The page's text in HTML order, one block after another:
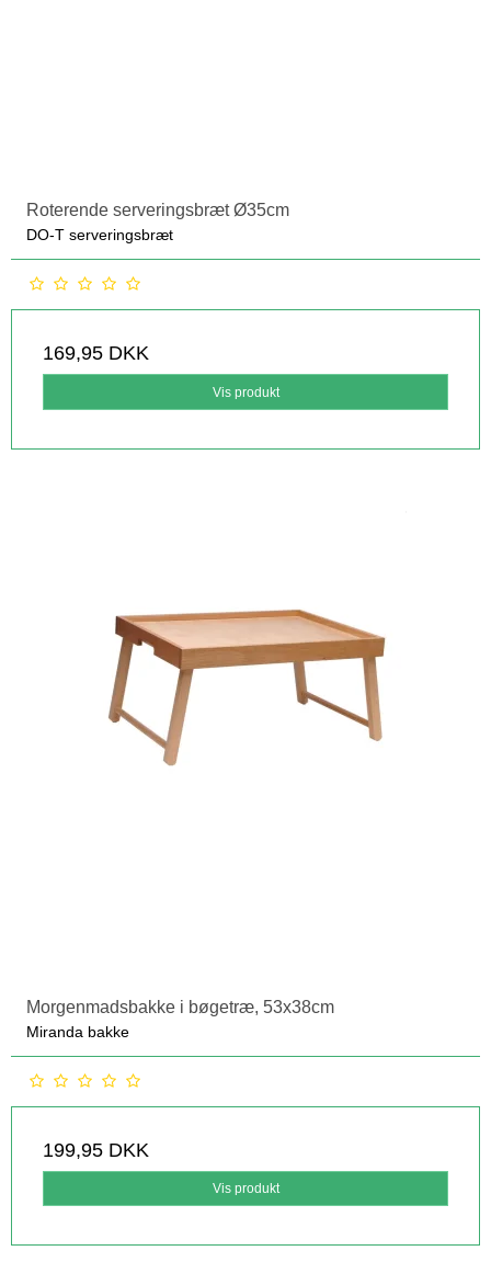
Roterende serveringsbræt Ø35cm
DO-T serveringsbræt
169,95 DKK
Vis produkt
Morgenmadsbakke i bøgetræ, 53x38cm
Miranda bakke
199,95 DKK
Vis produkt